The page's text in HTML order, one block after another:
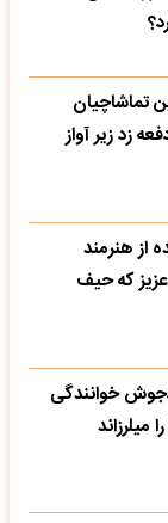
تماشاچیان
زد زیر آواز
از هنرمند
که حیف
خوانندگی
میلرزاند